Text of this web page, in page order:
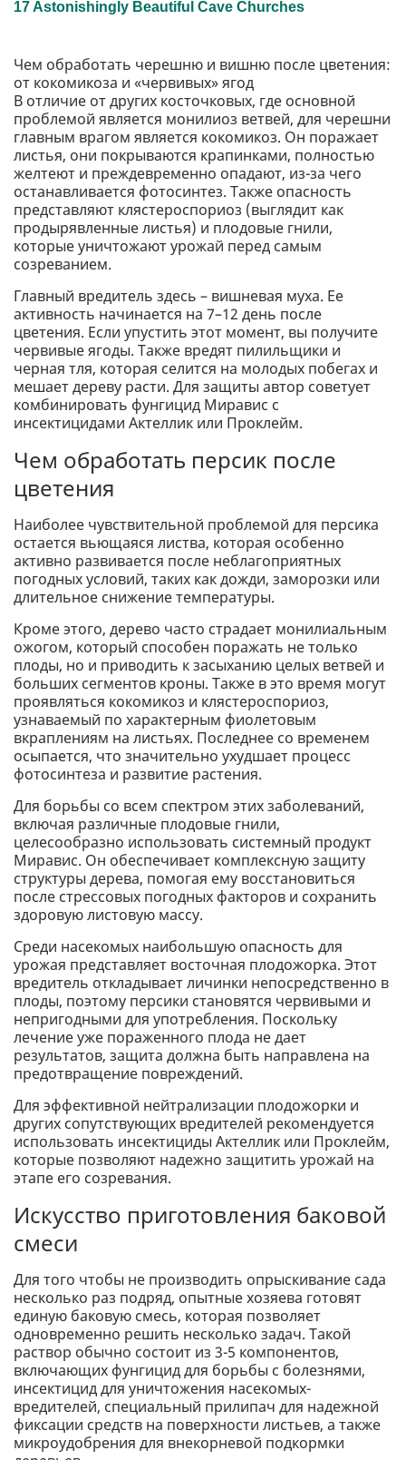
Чем обработать черешню и вишню после цветения:
от кокомикоза и «червивых» ягод
В отличие от других косточковых, где основной
проблемой является монилиоз ветвей, для черешни
главным врагом является кокомикоз. Он поражает
листья, они покрываются крапинками, полностью
желтеют и преждевременно опадают, из-за чего
останавливается фотосинтез. Также опасность
представляют клястероспориоз (выглядит как
продырявленные листья) и плодовые гнили,
которые уничтожают урожай перед самым
созреванием.
Главный вредитель здесь – вишневая муха. Ее
активность начинается на 7–12 день после
цветения. Если упустить этот момент, вы получите
червивые ягоды. Также вредят пилильщики и
черная тля, которая селится на молодых побегах и
мешает дереву расти. Для защиты автор советует
комбинировать фунгицид Миравис с
инсектицидами Актеллик или Проклейм.
Чем обработать персик после
цветения
Наиболее чувствительной проблемой для персика
остается вьющаяся листва, которая особенно
активно развивается после неблагоприятных
погодных условий, таких как дожди, заморозки или
длительное снижение температуры.
Кроме этого, дерево часто страдает монилиальным
ожогом, который способен поражать не только
плоды, но и приводить к засыханию целых ветвей и
больших сегментов кроны. Также в это время могут
проявляться кокомикоз и клястероспориоз,
узнаваемый по характерным фиолетовым
вкраплениям на листьях. Последнее со временем
осыпается, что значительно ухудшает процесс
фотосинтеза и развитие растения.
Для борьбы со всем спектром этих заболеваний,
включая различные плодовые гнили,
целесообразно использовать системный продукт
Миравис. Он обеспечивает комплексную защиту
структуры дерева, помогая ему восстановиться
после стрессовых погодных факторов и сохранить
здоровую листовую массу.
Среди насекомых наибольшую опасность для
урожая представляет восточная плодожорка. Этот
вредитель откладывает личинки непосредственно в
плоды, поэтому персики становятся червивыми и
непригодными для употребления. Поскольку
лечение уже пораженного плода не дает
результатов, защита должна быть направлена ​​на
предотвращение повреждений.
Для эффективной нейтрализации плодожорки и
других сопутствующих вредителей рекомендуется
использовать инсектициды Актеллик или Проклейм,
которые позволяют надежно защитить урожай на
этапе его созревания.
Искусство приготовления баковой
смеси
Для того чтобы не производить опрыскивание сада
несколько раз подряд, опытные хозяева готовят
единую баковую смесь, которая позволяет
одновременно решить несколько задач. Такой
раствор обычно состоит из 3-5 компонентов,
включающих фунгицид для борьбы с болезнями,
инсектицид для уничтожения насекомых-
вредителей, специальный прилипач для надежной
фиксации средств на поверхности листьев, а также
микроудобрения для внекорневой подкормки